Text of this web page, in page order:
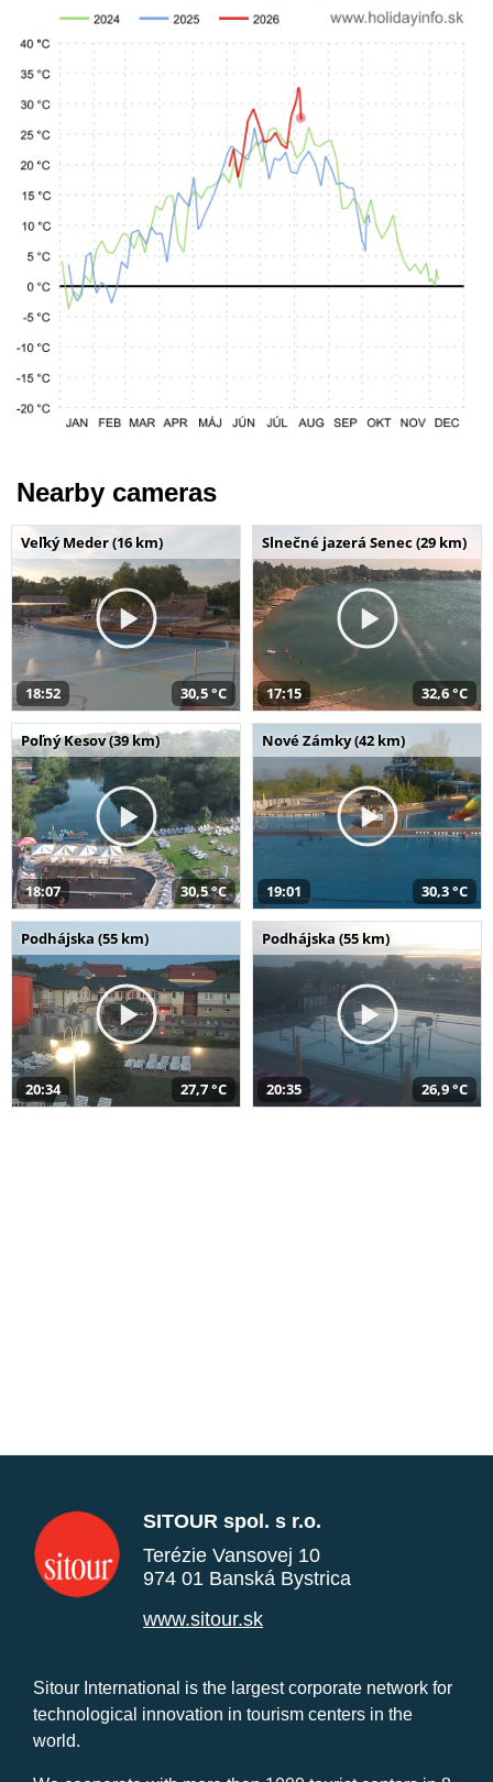
Nearby cameras
Veľký Meder (16 km)
18:52 30,5 °C
Slnečné jazerá Senec (29 km)
17:15 32,6 °C
Poľný Kesov (39 km)
18:07 30,5 °C
Nové Zámky (42 km)
19:01 30,3 °C
Podhájska (55 km)
20:34 27,7 °C
Podhájska (55 km)
20:35 26,9 °C
SITOUR spol. s r.o.
Terézie Vansovej 10
974 01 Banská Bystrica
www.sitour.sk
Sitour International is the largest corporate network for
technological innovation in tourism centers in the
world.